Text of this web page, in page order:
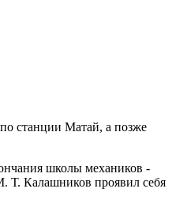
станции Матай, а позже
школы механиков -
Т. Калашников проявил себя